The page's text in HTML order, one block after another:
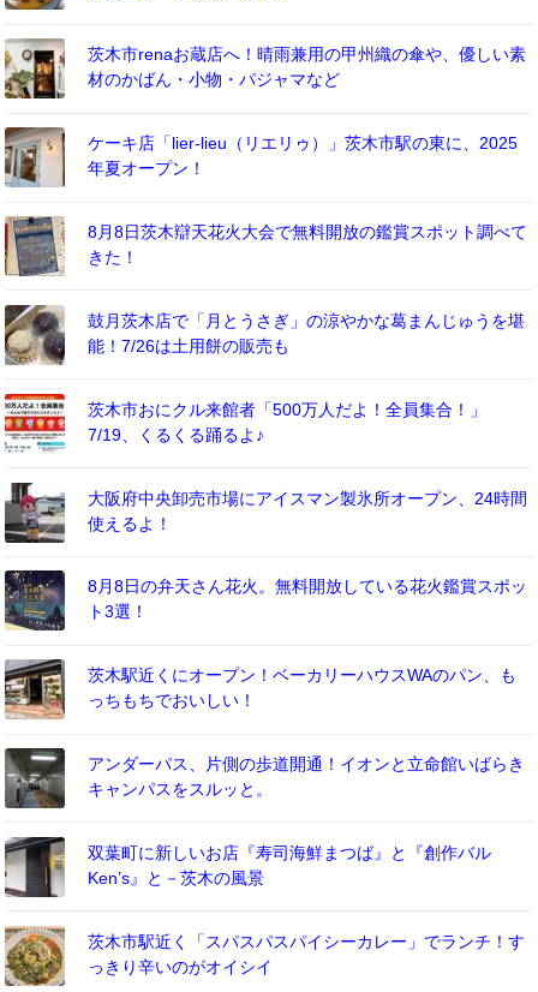
茨木市renaお蔵店へ！晴雨兼用の甲州織の傘や、優しい素
材のかばん・小物・パジャマなど
ケーキ店「lier-lieu（リエリゥ）」茨木市駅の東に、2025
年夏オープン！
8月8日茨木辯天花火大会で無料開放の鑑賞スポット調べて
きた！
鼓月茨木店で「月とうさぎ」の涼やかな葛まんじゅうを堪
能！7/26は土用餅の販売も
茨木市おにクル来館者「500万人だよ！全員集合！」
7/19、くるくる踊るよ♪
大阪府中央卸売市場にアイスマン製氷所オープン、24時間
使えるよ！
8月8日の弁天さん花火。無料開放している花火鑑賞スポッ
ト3選！
茨木駅近くにオープン！ベーカリーハウスWAのパン、も
っちもちでおいしい！
アンダーパス、片側の歩道開通！イオンと立命館いばらき
キャンパスをスルッと。
双葉町に新しいお店『寿司海鮮まつば』と『創作バル
Ken’s』と－茨木の風景
茨木市駅近く「スパスパスパイシーカレー」でランチ！す
っきり辛いのがオイシイ